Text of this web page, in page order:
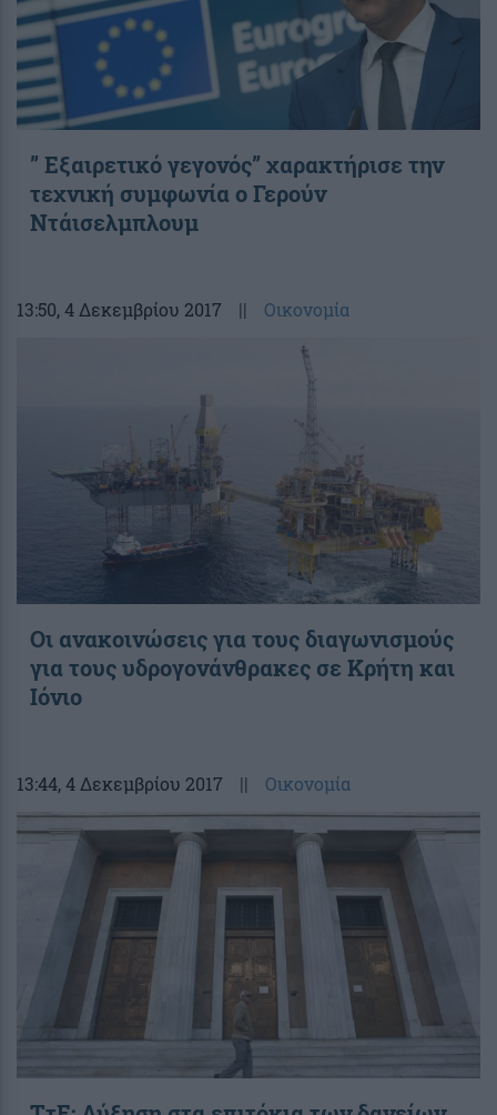
” Εξαιρετικό γεγονός” χαρακτήρισε την
τεχνική συμφωνία ο Γερούν
Ντάισελμπλουμ
13:50, 4 Δεκεμβρίου 2017 || Οικονομία
Oι ανακοινώσεις για τους διαγωνισμούς
για τους υδρογονάνθρακες σε Κρήτη και
Ιόνιο
13:44, 4 Δεκεμβρίου 2017 || Οικονομία